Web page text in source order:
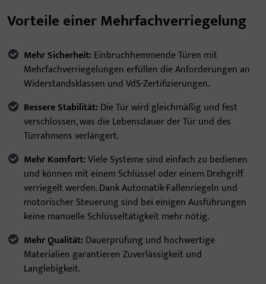
Vorteile einer Mehrfachverriegelung
Mehr Sicherheit: Einbruchhemmende Türen mit
Mehrfachverriegelungen erfüllen die Anforderungen an
Widerstandsklassen und VdS-Zertifizierungen.
Bessere Stabilität: Die Tür wird gleichmäßig und fest
verschlossen, was die Lebensdauer der Tür und des
Türrahmens verlängert.
Mehr Komfort:Viele Systeme sind einfach zu bedienen
und können mit einem Schlüssel oder einem Drehgriff
verriegelt werden.Dank Automatik-Fallenriegeln und
motorischer Steuerung sind bei einigen Ausführungen
keine manuelle Schlüsseltätigkeit mehr nötig.
Mehr Qualität: Dauerprüfung und hochwertige
Materialien garantieren Zuverlässigkeit und
Langlebigkeit.